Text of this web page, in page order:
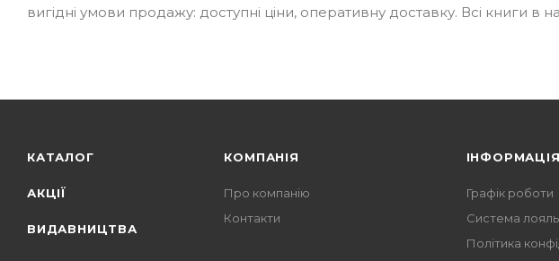
вигідні умови продажу: доступні ціни, оперативну доставку. Всі книги в
КАТАЛОГ
АКЦІЇ
ВИДАВНИЦТВА
КОМПАНІЯ
Про компанію
Контакти
ІНФОРМАЦІЯ
Графік роботи
Система
Політика